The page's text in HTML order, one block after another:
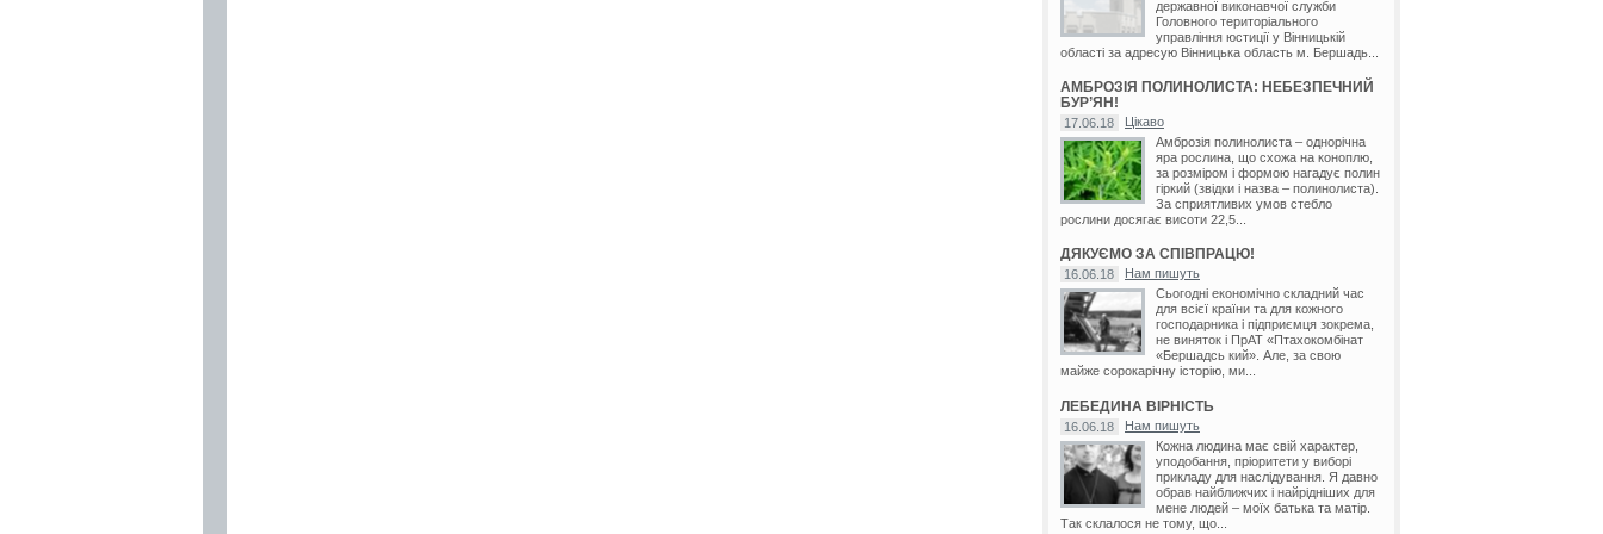
державної виконавчої служби
Головного територіального
управління юстиції у Вінницькій
області за адресую Вінницька область м. Бершадь...
АМБРОЗІЯ ПОЛИНОЛИСТА: НЕБЕЗПЕЧНИЙ
БУР’ЯН!
17.06.18
Цікаво
Амброзія полинолиста – однорічна
яра рослина, що схожа на коноплю,
за розміром і формою нагадує полин
гіркий (звідки і назва – полинолиста).
За сприятливих умов стебло
рослини досягає висоти 22,5...
ДЯКУЄМО ЗА СПІВПРАЦЮ!
16.06.18
Нам пишуть
Сьогодні економічно складний час
для всієї країни та для кожного
господарника і підприємця зокрема,
не виняток і ПрАТ «Птахокомбінат
«Бершадсь кий». Але, за свою
майже сорокарічну історію, ми...
ЛЕБЕДИНА ВІРНІСТЬ
16.06.18
Нам пишуть
Кожна людина має свій характер,
уподобання, пріоритети у виборі
прикладу для наслідування. Я давно
обрав найближчих і найрідніших для
мене людей – моїх батька та матір.
Так склалося не тому, що...